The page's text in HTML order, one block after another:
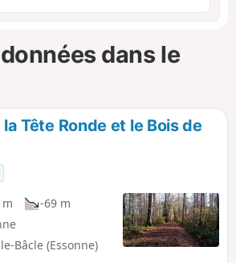
dans le
Tête Ronde et le Bois de
m
-69 m
Bâcle (Essonne)